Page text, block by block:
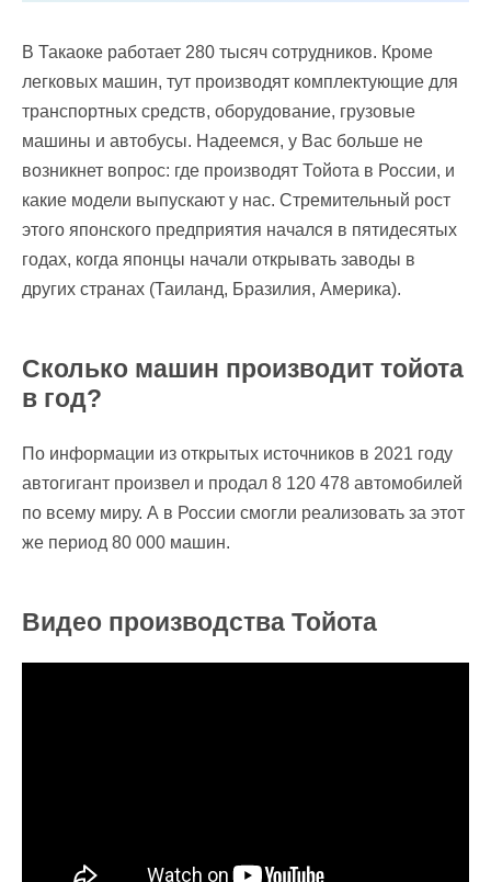
В Такаоке работает 280 тысяч сотрудников. Кроме
легковых машин, тут производят комплектующие для
транспортных средств, оборудование, грузовые
машины и автобусы. Надеемся, у Вас больше не
возникнет вопрос: где производят Тойота в России, и
какие модели выпускают у нас. Стремительный рост
этого японского предприятия начался в пятидесятых
годах, когда японцы начали открывать заводы в
других странах (Таиланд, Бразилия, Америка).
Сколько машин производит тойота
в год?
По информации из открытых источников в 2021 году
автогигант произвел и продал 8 120 478 автомобилей
по всему миру. А в России смогли реализовать за этот
же период 80 000 машин.
Видео производства Тойота